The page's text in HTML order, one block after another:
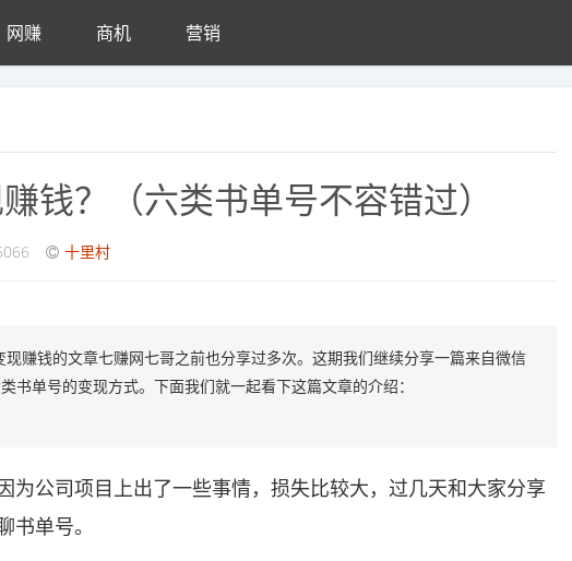
网赚 商机 营销
钱？（六类书单号不容错过）
十里村
赚钱的文章七赚网七哥之前也分享过多次。这期我们继续分享一篇来自微信
书单号的变现方式。下面我们就一起看下这篇文章的介绍：
公司项目上出了一些事情，损失比较大，过几天和大家分享
书单号。